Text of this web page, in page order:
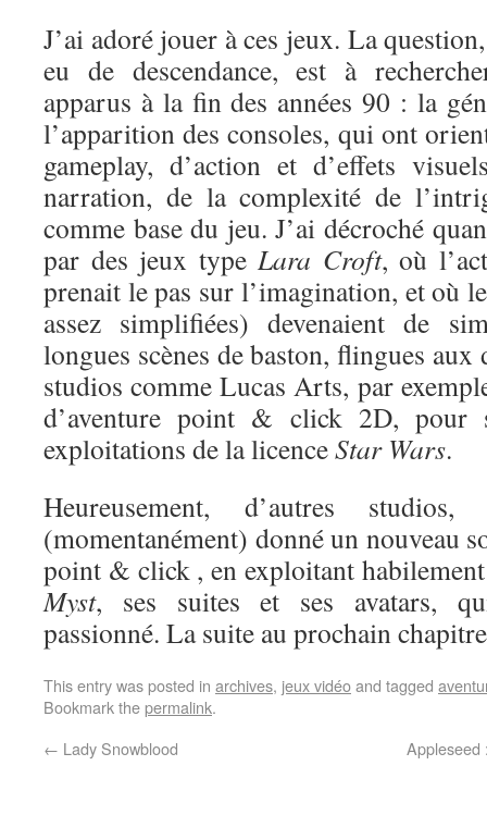
J’ai adoré jouer à ces jeux. La
eu de descendance, est à
apparus à la fin des années 90 : la
l’apparition des consoles, qui ont
gameplay, d’action et d’effets
narration, de la complexité de
comme base du jeu. J’ai décroché
par des jeux type Lara Croft, où
prenait le pas sur l’imagination, et où
assez simplifiées) devenaient de
longues scènes de baston, flingues
studios comme Lucas Arts, par
d’aventure point & click 2D, pour
exploitations de la licenceStar Wars.
Heureusement, d’autres
(momentanément) donné un nouveau
point & click , en exploitant
Myst, ses suites et ses avatars,
passionné. La suite au prochain
This entry was posted in archives, jeux vidéoand tagged
Bookmark thepermalink.
← Lady Snowblood Appleseed